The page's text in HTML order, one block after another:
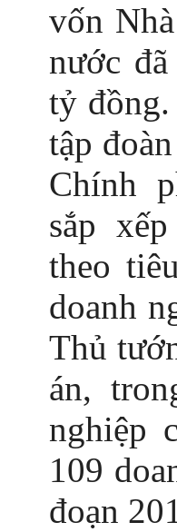
vốn
nước
tỷ
tập
Chính
sắp
theo
doanh
Thủ
án,
nghiệp
109
đoạn